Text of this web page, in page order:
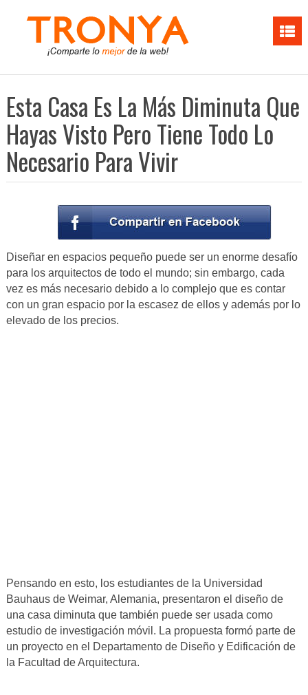
Esta Casa Es La Más Diminuta Que
Hayas Visto Pero Tiene Todo Lo
Necesario Para Vivir
Diseñar en espacios pequeño puede ser un enorme desafío
para los arquitectos de todo el mundo; sin embargo, cada
vez es más necesario debido a lo complejo que es contar
con un gran espacio por la escasez de ellos y además por lo
elevado de los precios.
Pensando en esto, los estudiantes de la Universidad
Bauhaus de Weimar, Alemania, presentaron el diseño de
una casa diminuta que también puede ser usada como
estudio de investigación móvil. La propuesta formó parte de
un proyecto en el Departamento de Diseño y Edificación de
la Facultad de Arquitectura.